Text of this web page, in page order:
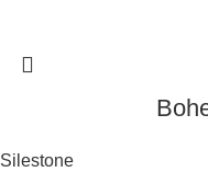
Silestone